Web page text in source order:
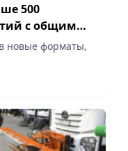
500
с общим
людей
новые форматы,